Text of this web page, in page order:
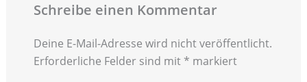
Schreibe einen Kommentar
Deine E-Mail-Adresse wird nicht veröffentlicht.
Erforderliche Felder sind mit * markiert